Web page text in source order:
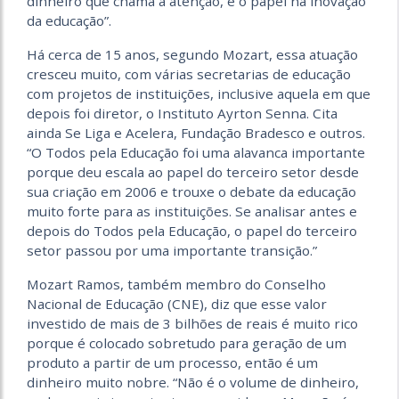
da educação”.
Há cerca de 15 anos, segundo Mozart, essa atuação
cresceu muito, com várias secretarias de educação
com projetos de instituições, inclusive aquela em que
depois foi diretor, o Instituto Ayrton Senna. Cita
ainda Se Liga e Acelera, Fundação Bradesco e outros.
“O Todos pela Educação foi uma alavanca importante
porque deu escala ao papel do terceiro setor desde
sua criação em 2006 e trouxe o debate da educação
muito forte para as instituições. Se analisar antes e
depois do Todos pela Educação, o papel do terceiro
setor passou por uma importante transição.”
Mozart Ramos, também membro do Conselho
Nacional de Educação (CNE), diz que esse valor
investido de mais de 3 bilhões de reais é muito rico
porque é colocado sobretudo para geração de um
produto a partir de um processo, então é um
dinheiro muito nobre. “Não é o volume de dinheiro,